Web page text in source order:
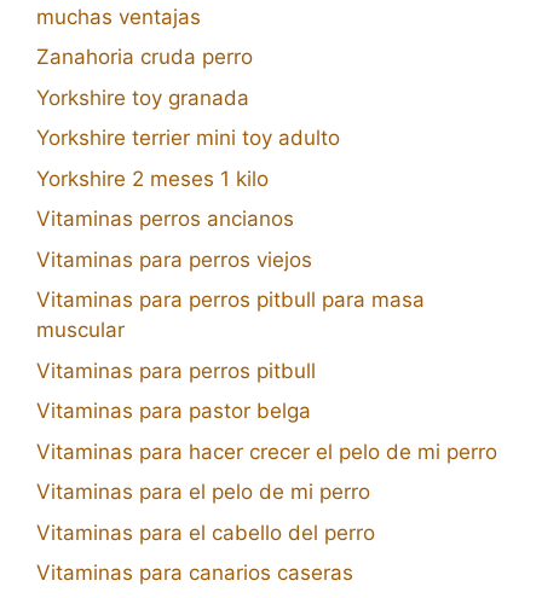
muchas ventajas
Zanahoria cruda perro
Yorkshire toy granada
Yorkshire terrier mini toy adulto
Yorkshire 2 meses 1 kilo
Vitaminas perros ancianos
Vitaminas para perros viejos
Vitaminas para perros pitbull para masa
muscular
Vitaminas para perros pitbull
Vitaminas para pastor belga
Vitaminas para hacer crecer el pelo de mi perro
Vitaminas para el pelo de mi perro
Vitaminas para el cabello del perro
Vitaminas para canarios caseras